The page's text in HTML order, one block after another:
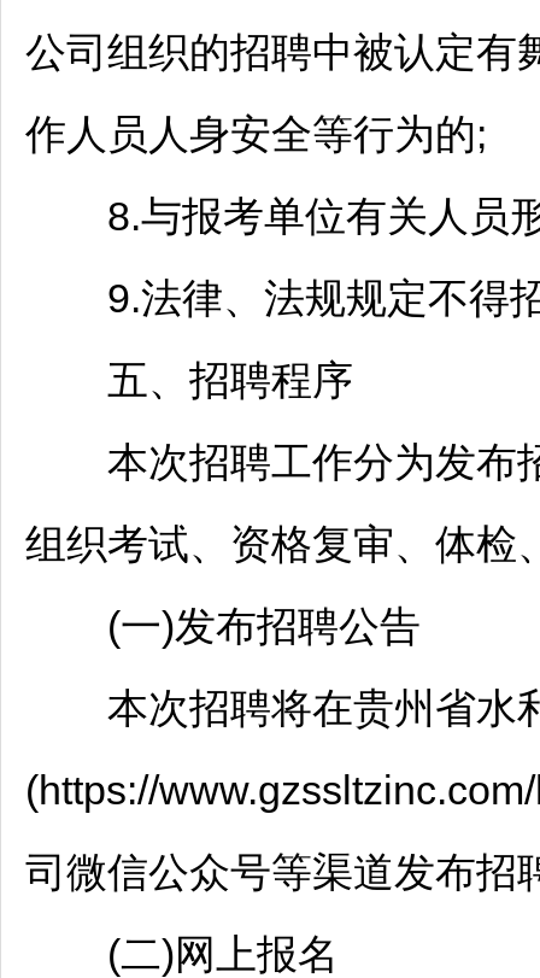
公司组织的招聘中被认定有
作人员人身安全等行为的;
8.与报考单位有关人员
9.法律、法规规定不得
五、 招聘程序
本次招聘工作分为发布
组织考试、资格复审、体检
(一)发布招聘公告
本次招聘将在贵州省水
(https://
司微信公众号等渠道发布招
(二)网上报名